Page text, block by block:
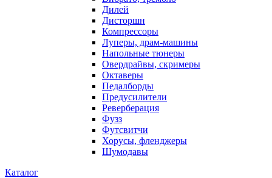
Дилей
Дисторшн
Компрессоры
Луперы, драм-машины
Напольные тюнеры
Овердрайвы, скримеры
Октаверы
Педалборды
Предусилители
Реверберация
Фузз
Футсвитчи
Хорусы, фленджеры
Шумодавы
Каталог